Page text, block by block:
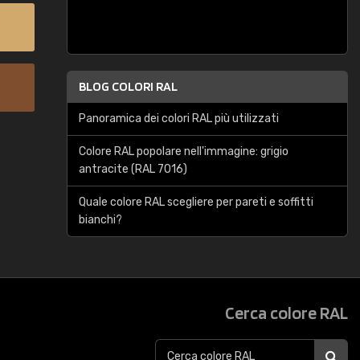
BLOG COLORI RAL
Panoramica dei colori RAL più utilizzati
Colore RAL popolare nell'immagine: grigio
antracite (RAL 7016)
Quale colore RAL scegliere per pareti e soffitti
bianchi?
Cerca colore RAL